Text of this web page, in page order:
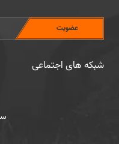
شبکه های اجتماعی